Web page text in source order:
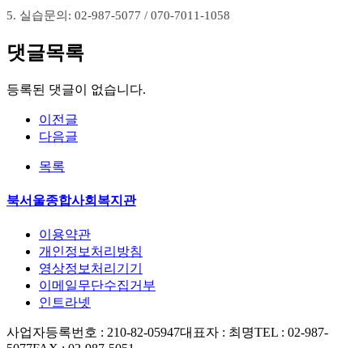
5. 실습문의 : 02-987-5077 / 070-7011-1058
댓글목록
등록된 댓글이 없습니다.
이전글
다음글
목록
북서울종합사회복지관
이용약관
개인정보처리방침
영상정보처리기기
이메일무단수집거부
인트라넷
사업자등록번호 : 210-82-05947대표자 : 최명TEL : 02-987-